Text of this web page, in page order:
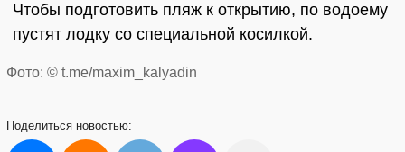
Чтобы подготовить пляж к открытию, по водоему
пустят лодку со специальной косилкой.
Фото: © t.me/maxim_kalyadin
Поделиться новостью: